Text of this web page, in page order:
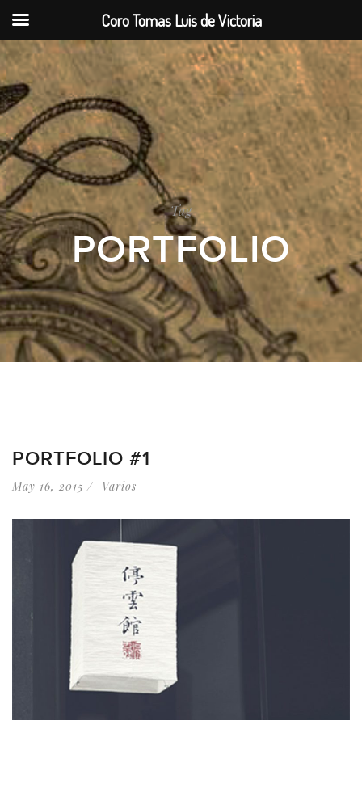
Tag
PORTFOLIO
PORTFOLIO #1
May 16, 2015 Varios
Coro Tomas Luis de Victoria